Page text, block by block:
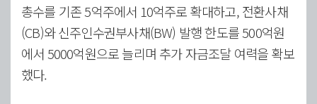
총수를 기존 5억주에서 10억주로 확대하고, 전환사채
(CB)와 신주인수권부사채(BW) 발행 한도를 500억원
에서 5000억원으로 늘리며 추가 자금조달 여력을 확보
했다.